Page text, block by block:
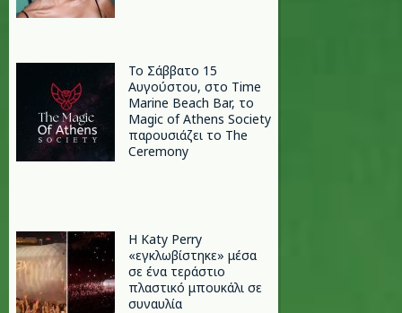
Το Σάββατο 15
Αυγούστου, στο Time
Marine Beach Bar, το
Magic of Athens Society
παρουσιάζει το The
Ceremony
H Katy Perry
«εγκλωβίστηκε» μέσα
σε ένα τεράστιο
πλαστικό μπουκάλι σε
συναυλία